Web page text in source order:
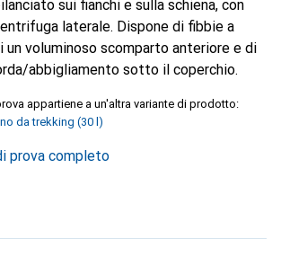
sui fianchi e sulla schiena, con
laterale. Dispone di fibbie a
un voluminoso scomparto anteriore e di
abbigliamento sotto il coperchio.
appartiene a un'altra variante di prodotto:
da trekking (30 l)
prova completo